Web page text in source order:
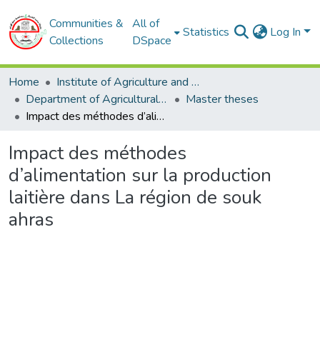
Communities &
Collections
All of
DSpace
Statistics Log In
Home
Institute of Agriculture and Veterinary Sciences
Department of Agricultural Sciences
Master theses
Impact des méthodes d’alimentation sur la production laitière dans La région de souk ahras
Impact des méthodes
d’alimentation sur la production
laitière dans La région de souk
ahras